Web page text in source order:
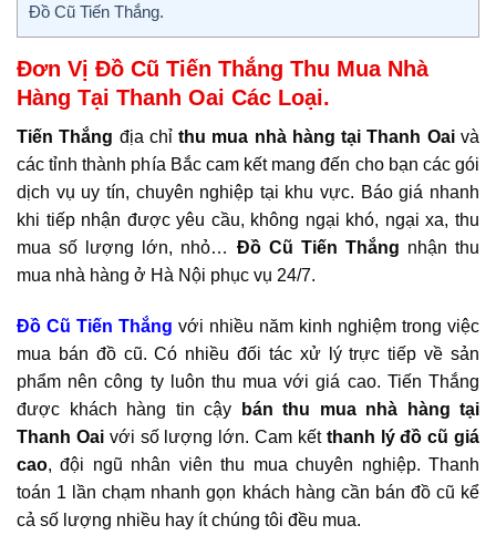
Đồ Cũ Tiến Thắng.
Đơn Vị Đồ Cũ Tiến Thắng Thu Mua Nhà
Hàng Tại Thanh Oai Các Loại.
Tiến Thắng địa chỉthu mua nhà hàng tại Thanh Oaivà
các tỉnh thành phía Bắc cam kết mang đến cho bạn các gói
dịch vụ uy tín, chuyên nghiệp tại khu vực. Báo giá nhanh
khi tiếp nhận được yêu cầu, không ngại khó, ngại xa, thu
mua số lượng lớn, nhỏ… Đồ Cũ Tiến Thắng nhận thu
mua nhà hàng ở Hà Nội phục vụ 24/7.
Đồ Cũ Tiến Thắng với nhiều năm kinh nghiệm trong việc
mua bán đồ cũ. Có nhiều đối tác xử lý trực tiếp về sản
phẩm nên công ty luôn thu mua với giá cao. Tiến Thắng
được khách hàng tin cậy
bán thu mua nhà hàng tại
Thanh Oaivới số lượng lớn. Cam kết thanh lý đồ cũ giá
cao, đội ngũ nhân viên thu mua chuyên nghiệp. Thanh
toán 1 lần chạm nhanh gọn khách hàng cần bán đồ cũ kể
cả số lượng nhiều hay ít chúng tôi đều mua.